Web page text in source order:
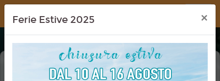
Dream Cinema
OBSESSION
Ferie Estive 2025 ×